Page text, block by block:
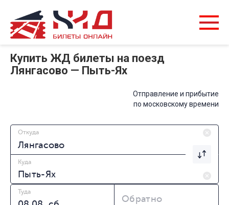
Купить ЖД билеты на поезд
Лянгасово — Пыть-Ях
Отправление и прибытие
по московскому времени
Откуда
Куда
Туда
Обратно